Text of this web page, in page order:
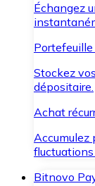
Échangez
Stockez
dépositaire.
Achat
Accumulez
fluctuations
Bitnovo